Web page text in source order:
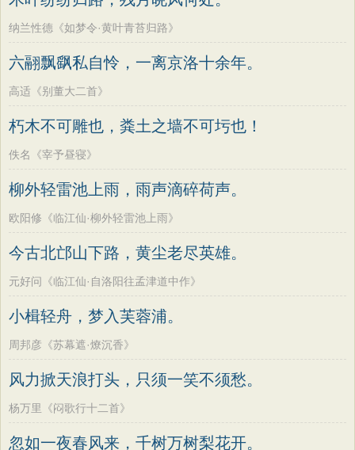
纳兰性德《如梦令·黄叶青苔归路》
六翮飘飖私自怜，一离京洛十余年。
高适《别董大二首》
朽木不可雕也，粪土之墙不可圬也！
佚名《宰予昼寝》
柳外轻雷池上雨，雨声滴碎荷声。
欧阳修《临江仙·柳外轻雷池上雨》
今古北邙山下路，黄尘老尽英雄。
元好问《临江仙·自洛阳往孟津道中作》
小楫轻舟，梦入芙蓉浦。
周邦彦《苏幕遮·燎沉香》
风力掀天浪打头，只须一笑不须愁。
杨万里《闷歌行十二首》
忽如一夜春风来，千树万树梨花开。